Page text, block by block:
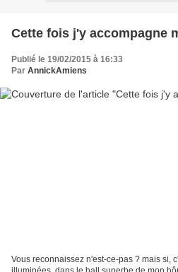
Cette fois j'y accompagne
Publié le 19/02/2015 à 16:33
Par AnnickAmiens
Vous reconnaissez n'est-ce-pas ? mais si,